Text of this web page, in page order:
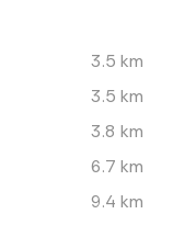
3.5 km
3.5 km
3.8 km
6.7 km
9.4 km